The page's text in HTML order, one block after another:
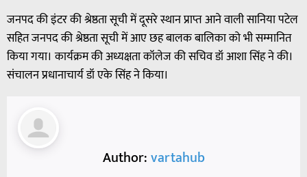
जनपद की इंटर की श्रेष्ठता सूची में दूसरे स्थान प्राप्त आने वाली सानिया पटेल
सहित जनपद की श्रेष्ठता सूची में आए छह बालक बालिका को भी सम्मानित
किया गया। कार्यक्रम की अध्यक्षता कॉलेज की सचिव डॉ आशा सिंह ने की।
संचालन प्रधानाचार्य डॉ एके सिंह ने किया।
Author:vartahub